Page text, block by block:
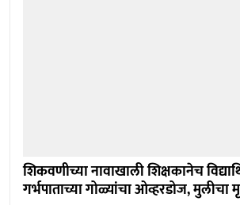
शिकवणीच्या नावाखाली शिक्षकानेच
गर्भपाताच्या गोळ्यांचा ओव्हरडोज, मुलीचा